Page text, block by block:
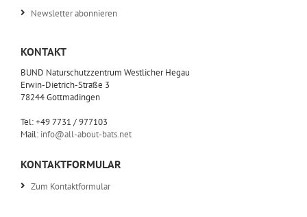
Newsletter abonnieren
KONTAKT
BUND Naturschutzzentrum Westlicher Hegau
Erwin-Dietrich-Straße 3
78244 Gottmadingen
Tel: +49 7731 / 977103
Mail: info@all-about-bats.net
KONTAKTFORMULAR
Zum Kontaktformular